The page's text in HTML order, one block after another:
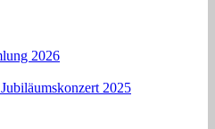
2026
2025